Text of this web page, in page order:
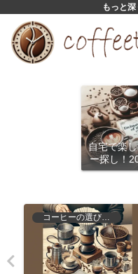
もっと
自宅で楽
ー探し！
ブ